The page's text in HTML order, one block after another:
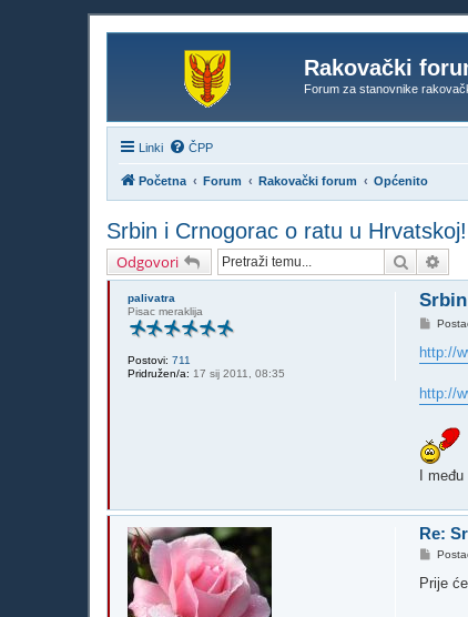
Rakovački
Forum za stanovnike
Linki ČPP
Početna Forum Rakovački forum Općenito
Srbin i Crnogorac o ratu u Hrvatskoj!
Odgovori Pretražnik
palivatra
Pisac meraklija
Postovi: 711
Pridružen/a: 17 sij 2011, 08:35
P
s
t
http://
http://
I među
Re:
P
s
t
Prije